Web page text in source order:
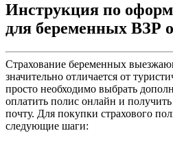
Инструкция по
для беременных ВЗР
Страхование беременных
значительно отличается от
просто необходимо выбрать
оплатить полис онлайн и
почту. Для покупки страхового
следующие шаги: